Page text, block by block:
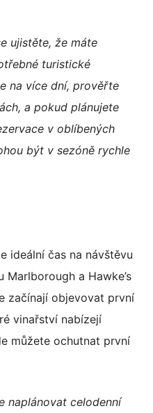
ujistěte, že máte
turistické
na více dní, prověřte
a pokud plánujete
v oblíbených
být v sezóně rychle
ideální čas na návštěvu
a Hawke’s
začínají objevovat první
vinařství nabízejí
můžete ochutnat první
naplánovat celodenní